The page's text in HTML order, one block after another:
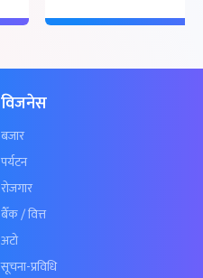
विजनेस
बजार
पर्यटन
रोजगार
बैँक / वित्त
अटो
सूचना-प्रविधि